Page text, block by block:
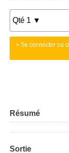
> Se connecter ou
Résumé
Sortie